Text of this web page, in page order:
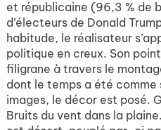
et républicaine (96,3 % de
d’électeurs de Donald
habitude, le réalisateur
politique en creux. Son
filigrane à travers le
dont le temps a été comme
images, le décor est posé.
Bruits du vent dans la